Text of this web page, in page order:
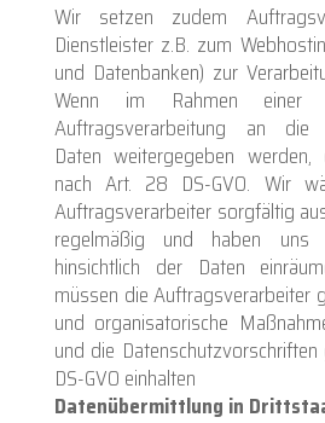
Wir setzen zudem
Dienstleister z.B. zum
und Datenbanken) zur
Wenn im Rahmen einer
Auftragsverarbeitung an die
Daten weitergegeben
nach Art. 28 DS-GVO. Wir
Auftragsverarbeiter sorgfältig
regelmäßig und haben uns
hinsichtlich der Daten
müssen die Auftragsverarbeiter
und organisatorische
und die Datenschutzvorschriften
DS-GVO einhalten
Datenübermittlung in